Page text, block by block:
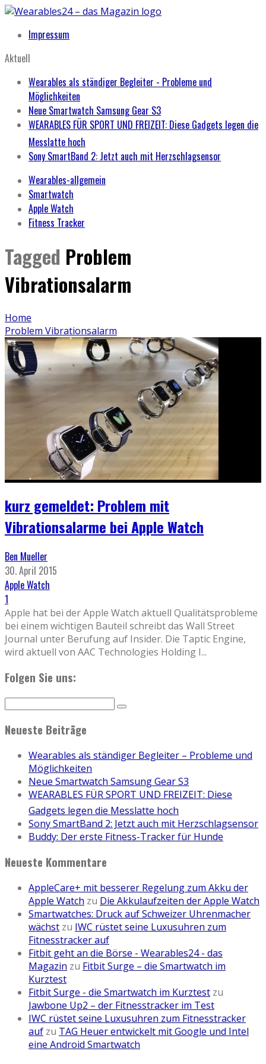
Impressum
Aktuell
Wearables als ständiger Begleiter - Probleme und
Möglichkeiten
Neue Smartwatch Samsung Gear S3
WEARABLES FÜR SPORT UND FREIZEIT: Diese Gadgets legen die
Messlatte hoch
Sony SmartBand 2: Jetzt auch mit Herzschlagsensor
Wearables-allgemein
Smartwatch
Apple Watch
Fitness Tracker
Tagged Problem
Vibrationsalarm
Home
Problem Vibrationsalarm
kurz gemeldet: Problem mit
Vibrationsalarme bei Apple Watch
Ben Mueller
30. April 2015
Apple Watch
1
Apple hat bei der Apple Watch aktuell Qualitätsprobleme
bei einem wichtigen Bauteil schreibt das Wall Street
Journal unter Berufung auf Insider. Die Taptic Engine,
wird aktuell von AAC Technologies Holding I...
Folgen Sie uns:
Neueste Beiträge
Wearables als ständiger Begleiter – Probleme und
Möglichkeiten
Neue Smartwatch Samsung Gear S3
WEARABLES FÜR SPORT UND FREIZEIT: Diese
Gadgets legen die Messlatte hoch
Sony SmartBand 2: Jetzt auch mit Herzschlagsensor
Buddy: Der erste Fitness-Tracker für Hunde
Neueste Kommentare
AppleCare+ mit besserer Regelung zum Akku der
Apple Watch zu Die Akkulaufzeiten der Apple Watch
Smartwatches: Druck auf Schweizer Uhrenmacher
wächst zu IWC rüstet seine Luxusuhren zum
Fitnesstracker auf
Fitbit geht an die Börse - Wearables24 - das
Magazin zu Fitbit Surge – die Smartwatch im
Kurztest
Fitbit Surge - die Smartwatch im Kurztest zu
Jawbone Up2 – der Fitnesstracker im Test
IWC rüstet seine Luxusuhren zum Fitnesstracker
auf zu TAG Heuer entwickelt mit Google und Intel
eine Android Smartwatch